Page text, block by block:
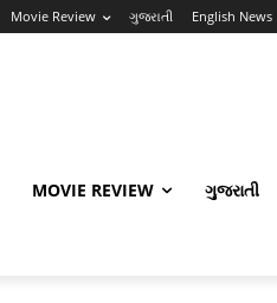
Movie Review ગુજરાતી English News
MOVIE REVIEW ગુજરાતી